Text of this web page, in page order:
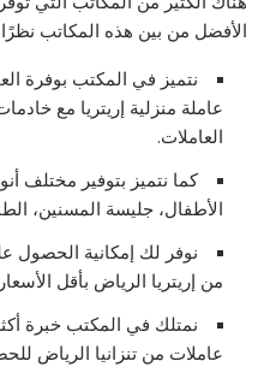
الأفضل من بين هذه المكاتب نظرًا
نتميز في المكتب بوفرة
عاملة منزلية إريتريا مع
العاملات.
كما نتميز بتوفير مختلف
الأطفال، جليسة المسنين،
نوفر لك إمكانية الحصول
من إريتريا الرياض بأقل
عاملات من تنزانيا الرياض